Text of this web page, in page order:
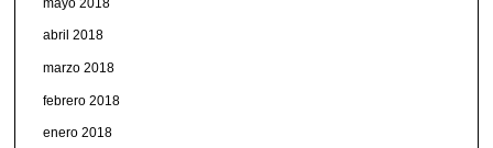
mayo 2018
abril 2018
marzo 2018
febrero 2018
enero 2018